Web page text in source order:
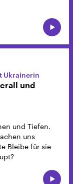
Ukrainerin
und
und Tiefen.
uns
Bleibe für sie